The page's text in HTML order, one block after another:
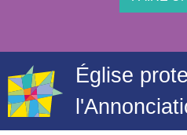
Église